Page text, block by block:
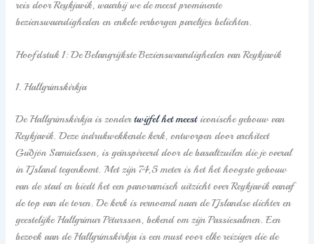
reis door Reykjavik, waarbij we de meest prominente
bezienswaardigheden en enkele verborgen pareltjes belichten.
Hoofdstuk 1: De Belangrijkste Bezienswaardigheden van Reykjavik
1. Hallgrímskirkja
De Hallgrímskirkja is zondertwijfel het meesticonische gebouw van
Reykjavik. Deze indrukwekkende kerk, ontworpen door architect
Guðjón Samúelsson, is geïnspireerd door de basaltzuilen die je overal
in IJsland tegenkomt. Met zijn 74,5 meter is het het hoogste gebouw
van de stad en biedt het een panoramisch uitzicht over Reykjavik vanaf
de top van de toren. De kerk is vernoemd naar de IJslandse dichter en
geestelijke Hallgrímur Pétursson, bekend om zijn Passiesalmen. Een
bezoek aan de Hallgrímskirkja is een must voor elke reiziger die de